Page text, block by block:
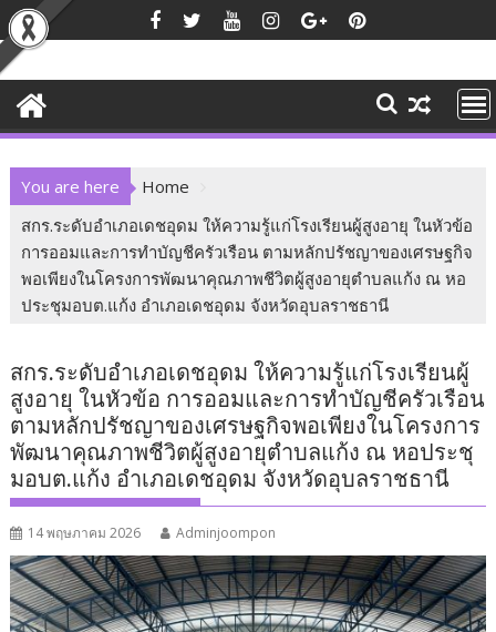
Skip
to
content
You are here
Home
สกร.ระดับอำเภอเดชอุดม ให้ความรู้แก่โรงเรียนผู้สูงอายุ ในหัวข้อ
การออมและการทำบัญชีครัวเรือน ตามหลักปรัชญาของเศรษฐกิจ
พอเพียงในโครงการพัฒนาคุณภาพชีวิตผู้สูงอายุตำบลแก้ง ณ หอ
ประชุมอบต.แก้ง อำเภอเดชอุดม จังหวัดอุบลราชธานี
สกร.ระดับอำเภอเดชอุดม ให้ความรู้แก่โรงเรียนผู้
สูงอายุ ในหัวข้อ การออมและการทำบัญชีครัวเรือน
ตามหลักปรัชญาของเศรษฐกิจพอเพียงในโครงการ
พัฒนาคุณภาพชีวิตผู้สูงอายุตำบลแก้ง ณ หอประชุ
มอบต.แก้ง อำเภอเดชอุดม จังหวัดอุบลราชธานี
14 พฤษภาคม 2026 Adminjoompon